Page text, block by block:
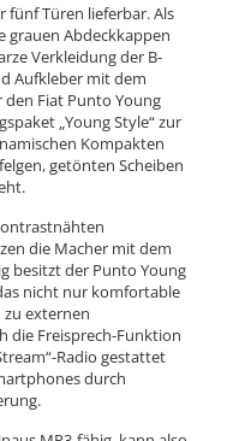
fünf Türen lieferbar. Als
grauen Abdeckkappen
Verkleidung der B-
Aufkleber mit dem
den Fiat Punto Young
„Young Style“ zur
Kompakten
getönten Scheiben
die Macher mit dem
besitzt der Punto Young
nicht nur komfortable
externen
die Freisprech-Funktion
Radio gestattet
durch